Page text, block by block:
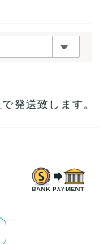
発送致します。